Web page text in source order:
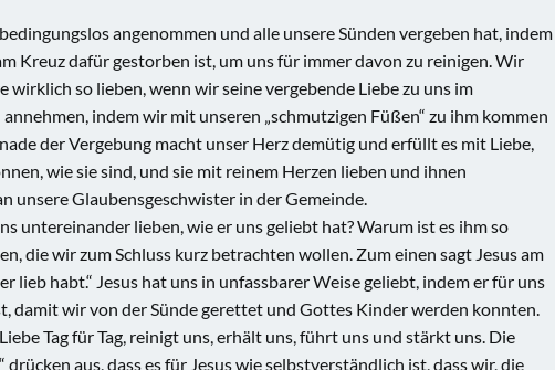
angenommen und alle unsere Sünden vergeben hat, indem
Kreuz dafür gestorben ist, um uns für immer davon zu reinigen. Wir
so lieben, wenn wir seine vergebende Liebe zu uns im
indem wir mit unseren „schmutzigen Füßen“ zu ihm kommen
der Vergebung macht unser Herz demütig und erfüllt es mit Liebe,
wie sie sind, und sie mit reinem Herzen lieben und ihnen
unsere Glaubensgeschwister in der Gemeinde.
untereinander lieben, wie er uns geliebt hat? Warum ist es ihm so
die wir zum Schluss kurz betrachten wollen. Zum einen sagt Jesus am
lieb habt.“ Jesus hat uns in unfassbarer Weise geliebt, indem er für uns
damit wir von der Sünde gerettet und Gottes Kinder werden konnten.
Tag für Tag, reinigt uns, erhält uns, führt uns und stärkt uns. Die
aus, dass es für Jesus wie selbstverständlich ist, dass wir, die